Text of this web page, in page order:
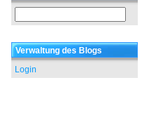
Verwaltung des Blogs
Login